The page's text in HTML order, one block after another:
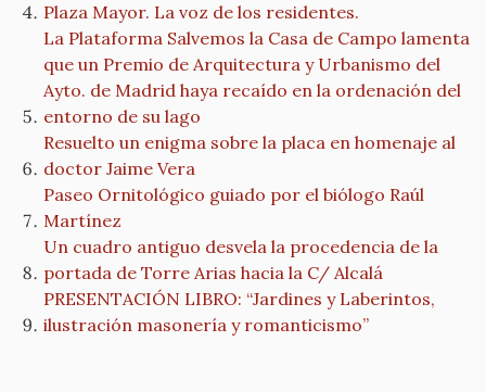
Plaza Mayor. La voz de los residentes.
La Plataforma Salvemos la Casa de Campo lamenta
que un Premio de Arquitectura y Urbanismo del
Ayto. de Madrid haya recaído en la ordenación del
entorno de su lago
Resuelto un enigma sobre la placa en homenaje al
doctor Jaime Vera
Paseo Ornitológico guiado por el biólogo Raúl
Martínez
Un cuadro antiguo desvela la procedencia de la
portada de Torre Arias hacia la C/ Alcalá
PRESENTACIÓN LIBRO: “Jardines y Laberintos,
ilustración masonería y romanticismo”